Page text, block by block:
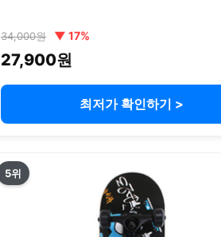
34,000원 ▼ 17%
27,900원
최저가 확인하기 >
5위